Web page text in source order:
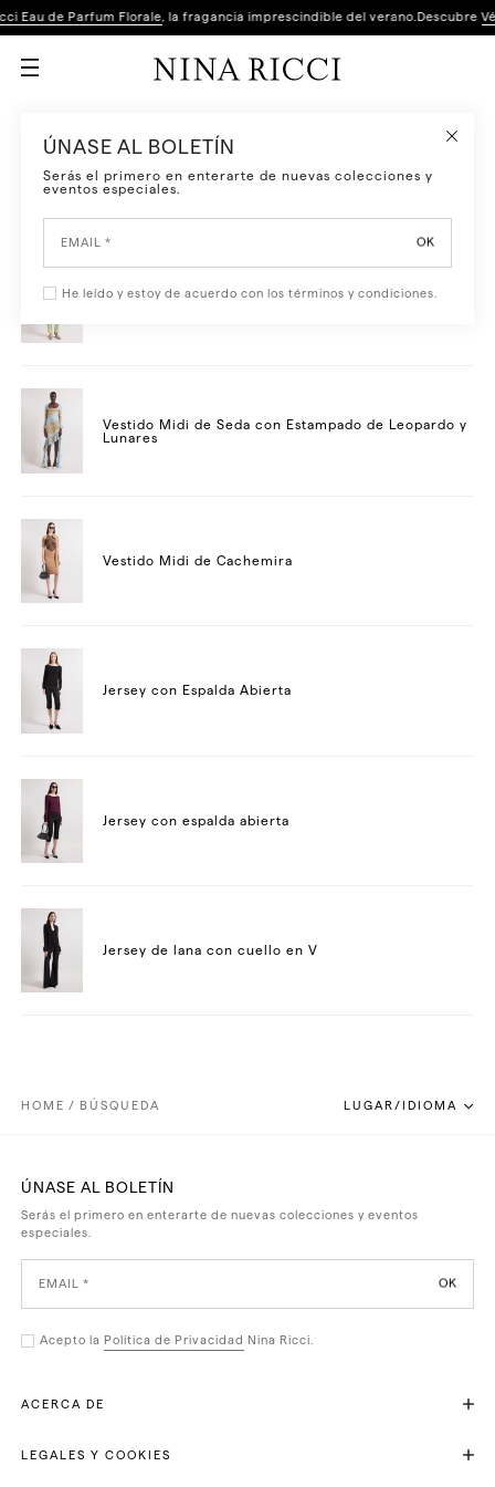
Eau de Parfum Florale, la fragancia imprescindible del verano. Descubre
Pantalón recto de jacquard floral
Vestido Midi de Seda con Estampado de Leopardo y
Lunares
Vestido Midi de Cachemira
Jersey con Espalda Abierta
Jersey con espalda abierta
Jersey de lana con cuello en V
HOME / BÚSQUEDA LUGAR/IDIOMA
ÚNASE AL BOLETÍN
Serás el primero en enterarte de nuevas colecciones y eventos
especiales.
OK
Acepto la Política de Privacidad Nina Ricci.
ACERCA DE
Servicios del Atelier
LEGALES Y COOKIES
ÚNASE AL BOLETÍN
Serás el primero en enterarte de nuevas colecciones y
eventos especiales.
OK
He leído y estoy de acuerdo con los términos y condiciones.